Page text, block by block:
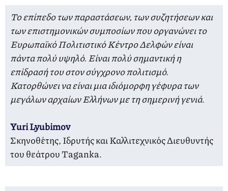
Το επίπεδο των παραστάσεων, των συζητήσεων και
των επιστημονικών συμποσίων που οργανώνει το
Ευρωπαϊκό Πολιτιστικό Κέντρο Δελφών είναι
πάντα πολύ υψηλό. Είναι πολύ σημαντική η
επίδρασή του στον σύγχρονο πολιτισμό.
Κατορθώνει να είναι μια ιδιόμορφη γέφυρα των
μεγάλων αρχαίων Ελλήνων με τη σημερινή γενιά.
Yuri Lyubimov
Σκηνοθέτης, Ιδρυτής και Καλλιτεχνικός Διευθυντής
του θεάτρου Taganka.